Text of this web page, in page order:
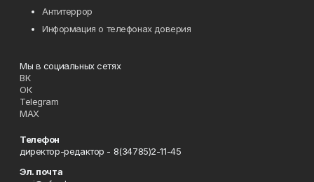
Антитеррор
Информация о телефонах доверия
Мы в социальных сетях
ВК
ОК
Telegram
MAX
Телефон
директор-редактор - 8(34785)2-11-45
Эл. почта